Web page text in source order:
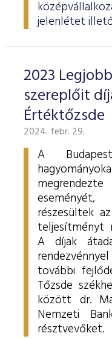
jelenlétet
2023
szereplőit
Értéktőzsde
2024. febr. 29.
A
részesültek
teljesítményt
A díjak
további
Tőzsde
között dr.
Nemzeti
résztvevőket.